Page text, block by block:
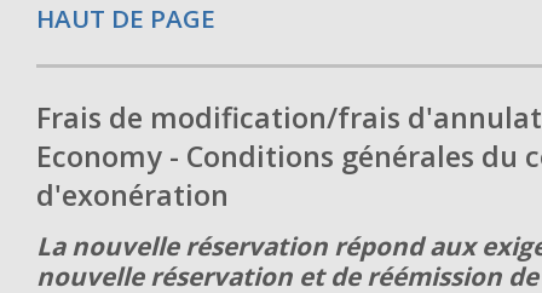
HAUT DE PAGE
Frais de modification/frais
Economy - Conditions générales du
d'exonération
La nouvelle réservation répond aux
nouvelle réservation et de réémission